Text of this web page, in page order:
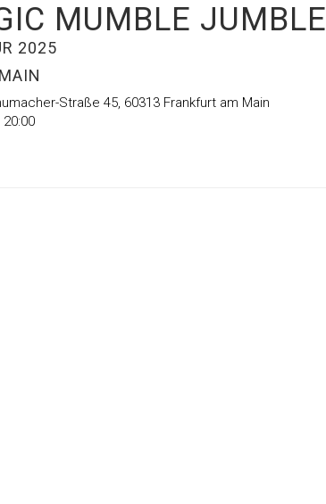
MUMBLE JUMBLE
2025
Straße 45, 60313 Frankfurt am Main